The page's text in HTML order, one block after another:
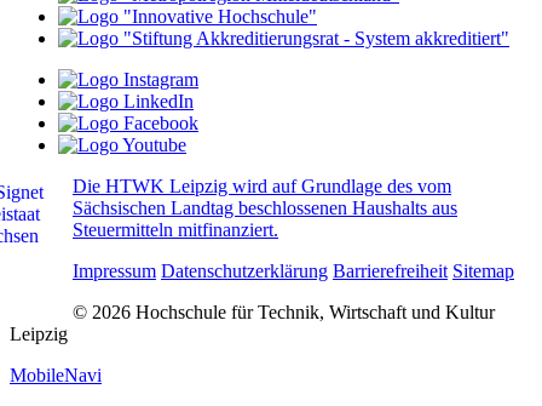
Die HTWK Leipzig wird auf Grundlage des vom
Sächsischen Landtag beschlossenen Haushalts aus
Steuermitteln mitfinanziert.
Impressum Datenschutzerklärung Barrierefreiheit Sitemap
© 2026 Hochschule für Technik, Wirtschaft und Kultur
Leipzig
MobileNavi